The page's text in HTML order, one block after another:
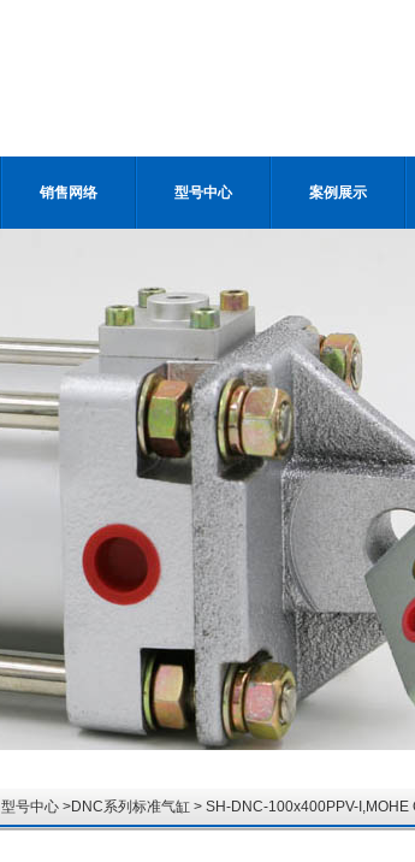
销售网络 型号中心 案例展示
型号中心 >DNC系列标准气缸 > SH-DNC-100x400PPV-